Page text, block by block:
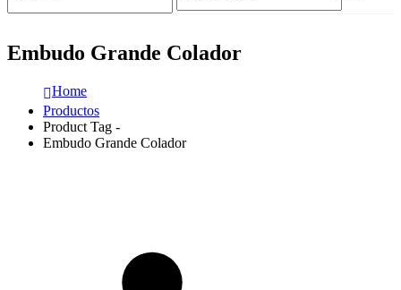
Embudo Grande Colador
Home
Productos
Product Tag -
Embudo Grande Colador